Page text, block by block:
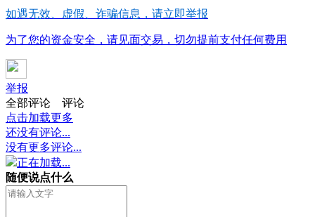
如遇无效、虚假、诈骗信息，请立即举报
为了您的资金安全，请见面交易，切勿提前支付任何费用
举报
全部评论
评论
点击加载更多
还没有评论...
没有更多评论...
正在加载...
随便说点什么